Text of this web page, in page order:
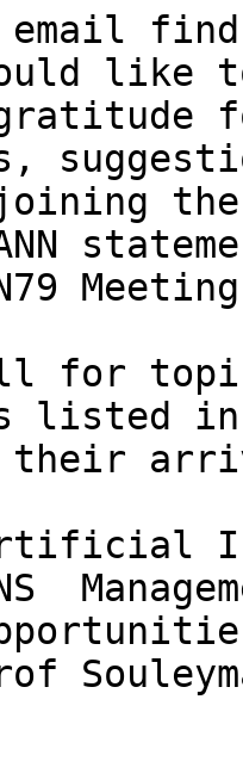
email
like
for
listed in
their